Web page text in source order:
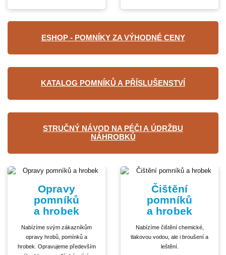
ESHOP - POMNÍKY ZA VÝHODNÉ CENY
KATALOG POMNÍKŮ A PŘÍSLUŠENSTVÍ
STRUČNÝ NÁVOD NA PÉČI A ÚDRŽBU
NÁHROBKŮ
Opravy
pomníků
a hrobek
Nabízíme svým zákazníkům
opravy hrobů, pomínků a
hrobek. Opravujeme především
Čištění
pomníků
a hrobek
Nabízíme čištění chemické,
tlakovou vodou, ale i broušení a
leštění.